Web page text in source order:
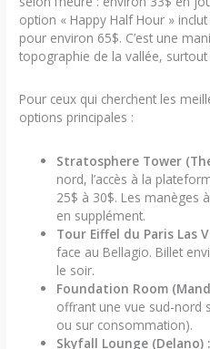
option « Happy Half Hour »
pour environ 65$. C’est une
topographie de la vallée,
Pour ceux qui cherchent les
options principales :
Stratosphere Tower
nord, l’accès à la
25$ à 30$. Les manèges
en supplément.
Tour Eiffel du Paris Las
face au Bellagio. Billet
le soir.
Foundation Room
offrant une vue sud-nord
ou sur consommation).
Skyfall Lounge (Delano) :